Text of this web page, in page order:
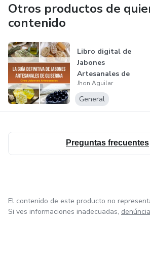
actividades lúdicas
Todo organizado paso a paso para que
frustración y con entusiasmo.
Otros productos de
contenido
Libro digital de
Jabones
Artesanales de
Gliserina
Jhon Aguilar
General
Preguntas frecuentes
El contenido de este producto no
Si ves informaciones inadecuadas,